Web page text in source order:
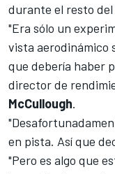
durante el resto
"Era sólo un
vista aerodinámico
que debería haber
director de
McCullough.
en pista. Así que
"Pero es algo que